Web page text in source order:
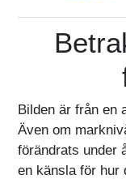
Bilden är från en
Även om
förändrats under
en känsla för hur